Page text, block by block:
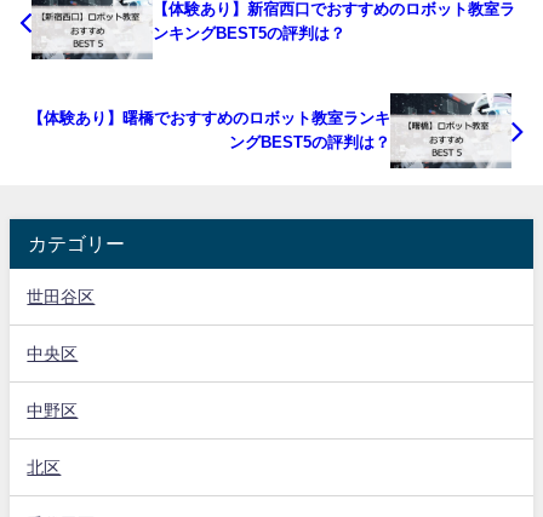
【体験あり】新宿西口でおすすめのロボット教室ラ
ンキングBEST5の評判は？
【体験あり】曙橋でおすすめのロボット教室ランキ
ングBEST5の評判は？
カテゴリー
世田谷区
中央区
中野区
北区